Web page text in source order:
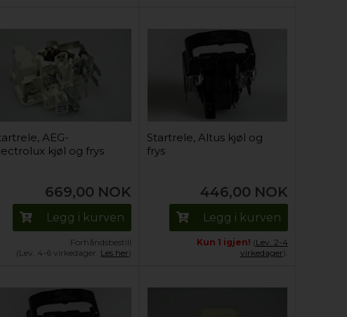
AEG-
kjøl og frys
669,00 NOK
Legg i kurven
Forhåndsbestill
(Lev. 4-6 virkedager. Les her)
Startrele, Altus kjøl og
frys
446,00 NOK
Legg i kurven
Kun 1 igjen! (Lev. 2-4
virkedager).